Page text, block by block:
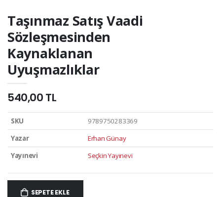
Taşınmaz Satış Vaadi
Sözleşmesinden
Kaynaklanan
Uyuşmazlıklar
540,00 TL
SKU
9789750283369
Yazar
Erhan Günay
Yayınevi
Seçkin Yayınevi
SEPETE EKLE